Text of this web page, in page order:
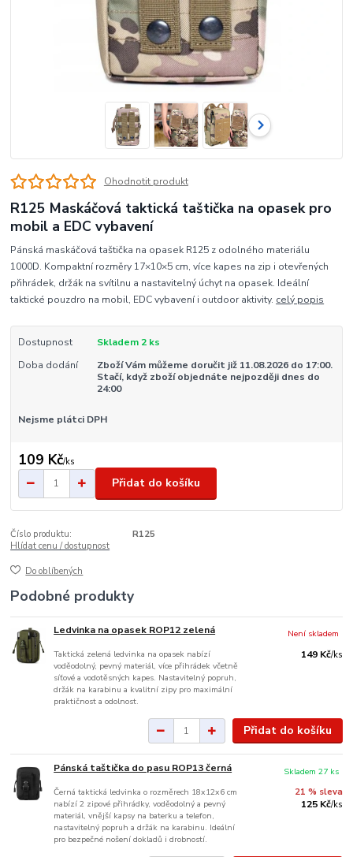
Ohodnotit produkt
R125 Maskáčová taktická taštička na opasek pro
mobil a EDC vybavení
Pánská maskáčová taštička na opasek R125 z odolného materiálu
1000D. Kompaktní rozměry 17×10×5 cm, více kapes na zip i otevřených
přihrádek, držák na svítilnu a nastavitelný úchyt na opasek. Ideální
taktické pouzdro na mobil, EDC vybavení i outdoor aktivity. celý popis
Dostupnost
Skladem 2 ks
Doba dodání
Zboží Vám můžeme doručit již 11.08.2026 do 17:00.
Stačí, když zboží objednáte nejpozději dnes do
24:00
Nejsme plátci DPH
109 Kč/ks
Přidat do košíku
Číslo produktu:
R125
Hlídat cenu / dostupnost
Do oblíbených
Podobné produkty
Ledvinka na opasek ROP12 zelená
Taktická zelená ledvinka na opasek nabízí
voděodolný, pevný materiál, více přihrádek včetně
síťové a vodotěsných kapes. Nastavitelný popruh,
držák na karabinu a kvalitní zipy pro maximální
praktičnost a odolnost.
149 Kč/ks
Není skladem
Přidat do košíku
Pánská taštička do pasu ROP13 černá
Černá taktická ledvinka o rozměrech 18x12x6 cm
nabízí 2 zipové přihrádky, voděodolný a pevný
materiál, vnější kapsy na baterku a telefon,
nastavitelný popruh a držák na karabinu. Ideální
pro bezpečné nošení dokladů i drobností.
21 % sleva
125 Kč/ks
Skladem 27 ks